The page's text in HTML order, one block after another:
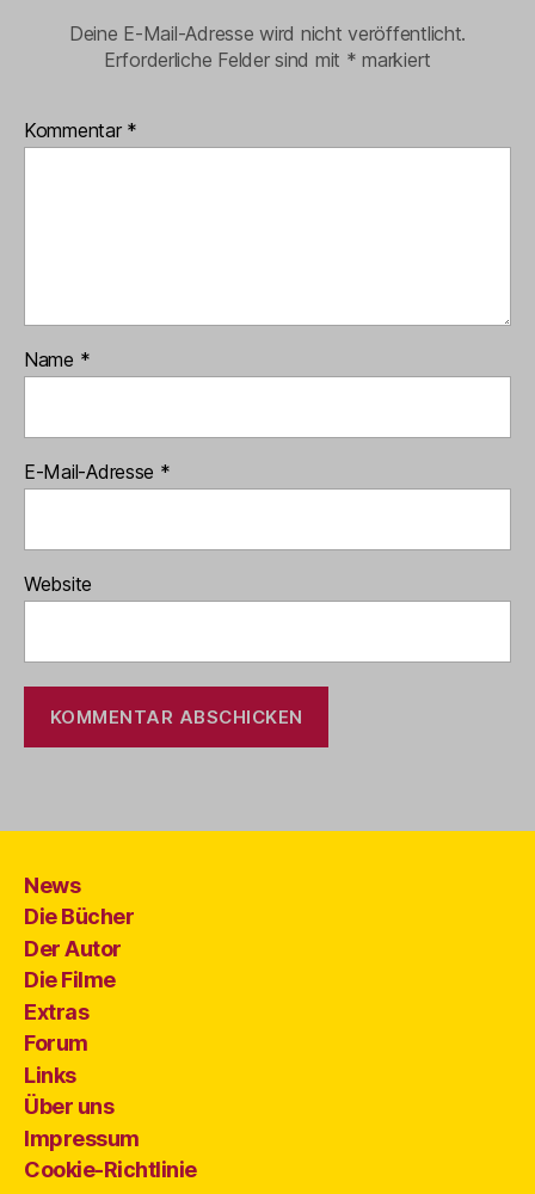
Deine E-Mail-Adresse wird nicht veröffentlicht.
Erforderliche Felder sind mit * markiert
Kommentar *
Name *
E-Mail-Adresse *
Website
News
Die Bücher
Der Autor
Die Filme
Extras
Forum
Links
Über uns
Impressum
Cookie-Richtlinie